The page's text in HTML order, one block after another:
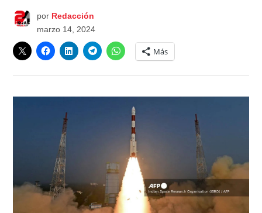
por Redacción
marzo 14, 2024
Más